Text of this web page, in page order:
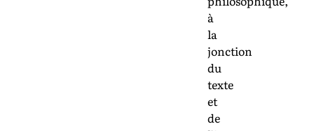
à
la
jonction
du
texte
et
de